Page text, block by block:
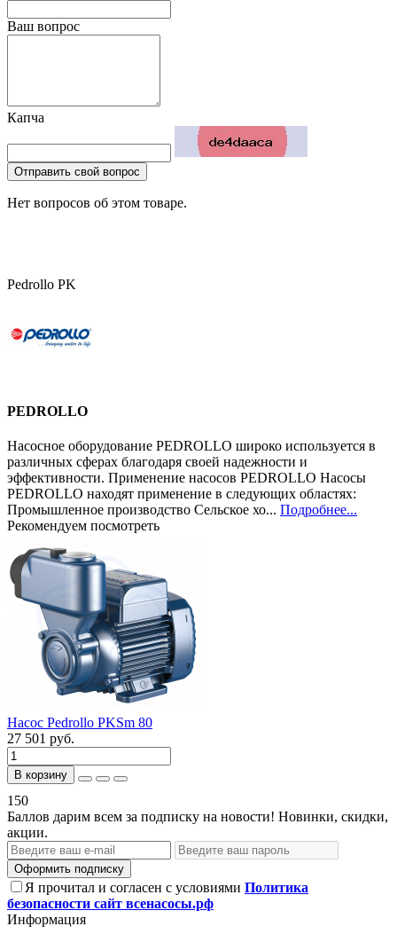
Ваш вопрос
Капча
Отправить свой вопрос
Нет вопросов об этом товаре.
Pedrollo PK
PEDROLLO
Насосное оборудование PEDROLLO широко используется в
различных сферах благодаря своей надежности и
эффективности. Применение насосов PEDROLLO Насосы
PEDROLLO находят применение в следующих областях:
Промышленное производство Сельское хо... Подробнее...
Рекомендуем посмотреть
Насос Pedrollo PKSm 80
27 501 руб.
В корзину
150
Баллов дарим всем за подписку на новости! Новинки, скидки,
акции.
Оформить подписку
Я прочитал и согласен с условиями Политика
безопасности сайт всенасосы.рф
Информация